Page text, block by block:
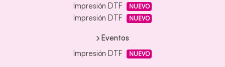
Impresión DTF
NUEVO
Impresión DTF NUEVO
Eventos
Impresión DTF
NUEVO